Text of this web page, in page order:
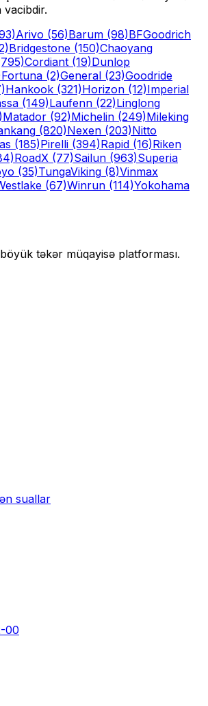
vacibdir.
Arivo (56)Barum (98)BFGoodrich
Bridgestone (150)Chaoyang
Cordiant (19)Dunlop
Fortuna (2)General (23)Goodride
Hankook (321)Horizon (12)Imperial
(149)Laufenn (22)Linglong
Matador (92)Michelin (249)Mileking
(820)Nexen (203)Nitto
(185)Pirelli (394)Rapid (16)Riken
RoadX (77)Sailun (963)Superia
(35)TungaViking (8)Vinmax
(67)Winrun (114)Yokohama
təkər müqayisə platforması.
suallar
00